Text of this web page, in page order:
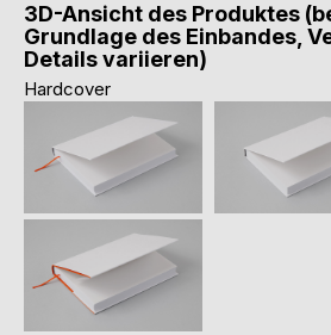
3D-Ansicht des Produktes
Grundlage des Einbandes,
Details variieren)
Hardcover